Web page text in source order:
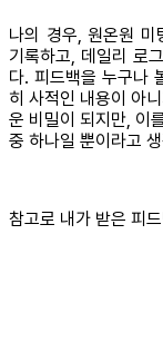
나의 경우, 원온원 미
기록하고, 데일리 로
다. 피드백을 누구나
히 사적인 내용이 아
운 비밀이 되지만, 이
중 하나일 뿐이라고
참고로 내가 받은 피